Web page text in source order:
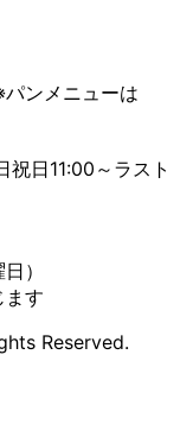
ンメニューは
日11:00～ラスト
）
ます
Reserved.